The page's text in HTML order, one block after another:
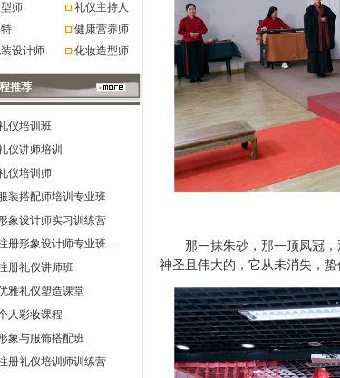
师
礼仪主持人
健康营养师
设计师
化妆造型师
推荐
仪培训班
仪讲师培训
仪培训师
装搭配师培训专业班
象设计师实习训练营
册形象设计师专业班...
册礼仪讲师班
雅礼仪塑造课堂
人彩妆课程
象与服饰搭配班
册礼仪培训师训练营
那一抹朱砂，那一顶凤冠，
神圣且伟大的，它从未消失，